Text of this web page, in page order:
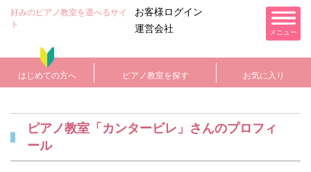
好みのピアノ教室を選べるサイ
ト
お客様ログイン
運営会社
メニュー
はじめての方へ ピアノ教室を探す お気に入り
ピアノ教室「カンタービレ」さんのプロフィ
ール